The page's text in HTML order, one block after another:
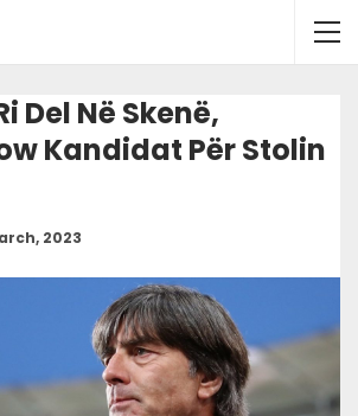
Del Në Skenë,
Kandidat Për Stolin
2023